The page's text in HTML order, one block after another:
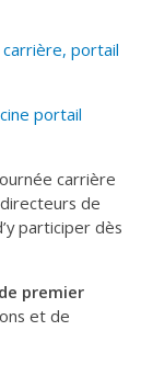
, portail
portail
carrière
de
participer dès
premier
et de